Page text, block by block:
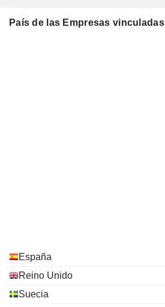
País de las Empresas vinculadas
España
Reino Unido
Suecia